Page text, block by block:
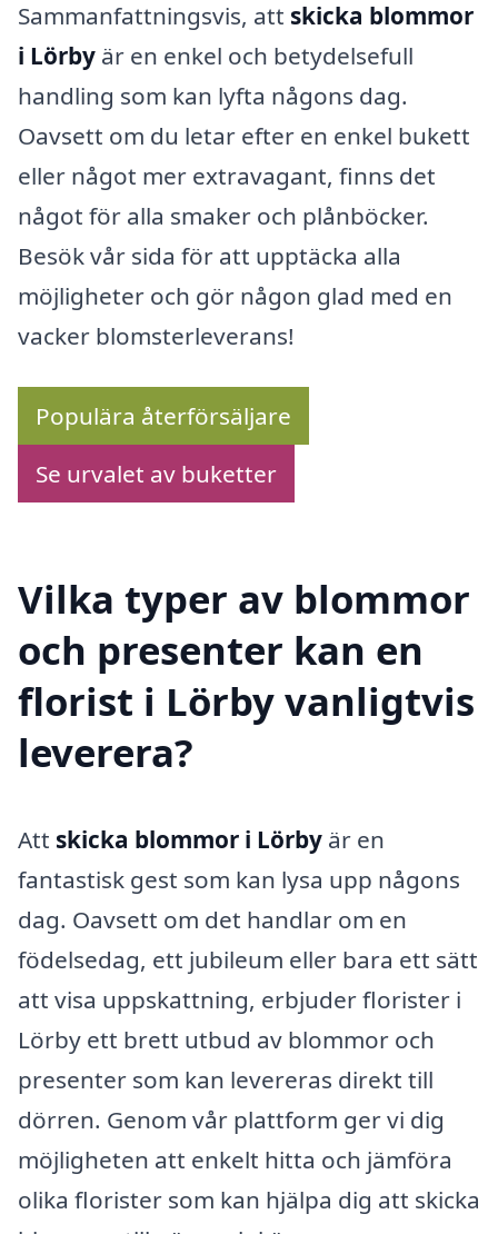
Sammanfattningsvis, att skicka blommor
i Lörby är en enkel och betydelsefull
handling som kan lyfta någons dag.
Oavsett om du letar efter en enkel bukett
eller något mer extravagant, finns det
något för alla smaker och plånböcker.
Besök vår sida för att upptäcka alla
möjligheter och gör någon glad med en
vacker blomsterleverans!
Populära återförsäljare
Se urvalet av buketter
Vilka typer av blommor
och presenter kan en
florist i Lörby vanligtvis
leverera?
Att skicka blommor i Lörby är en
fantastisk gest som kan lysa upp någons
dag. Oavsett om det handlar om en
födelsedag, ett jubileum eller bara ett sätt
att visa uppskattning, erbjuder florister i
Lörby ett brett utbud av blommor och
presenter som kan levereras direkt till
dörren. Genom vår plattform ger vi dig
möjligheten att enkelt hitta och jämföra
olika florister som kan hjälpa dig att skicka